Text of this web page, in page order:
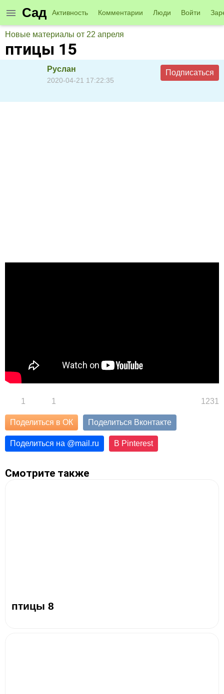
Сад Активность Комментарии Люди Войти
Новые материалы от 22 апреля
птицы 15
Руслан
2020-04-21 17:22:35
Подписаться
1 1 1231
Поделиться в ОК Поделиться Вконтакте
Поделиться на @mail.ru В Pinterest
Смотрите также
птицы 8